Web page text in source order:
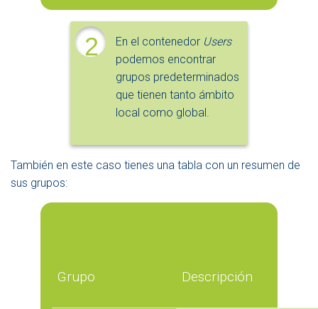
2 En el contenedor Users
podemos encontrar
grupos predeterminados
que tienen tanto ámbito
local como global.
También en este caso tienes una tabla con un resumen de
sus grupos:
Grupo Descripción